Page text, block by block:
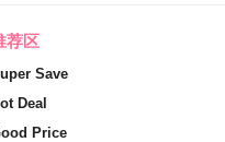
荐区
Save
Deal
Price